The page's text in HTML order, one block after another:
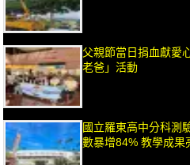
父親節當日捐血獻愛
老爸」活動
國立羅東高中分科測
數暴增84% 教學成果